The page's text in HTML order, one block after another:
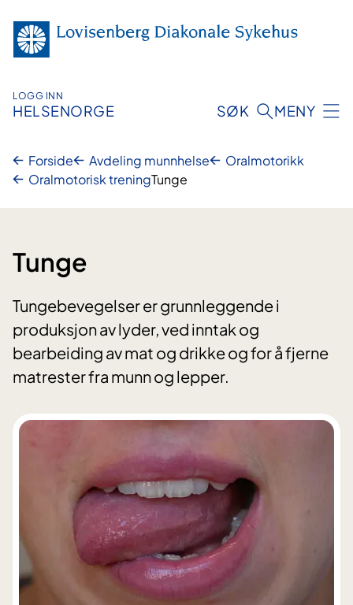
innhold
LOGG INN
HELSENORGE SØK MENY
Forside Avdeling munnhelse
Oralmotorikk
Oralmotorisk treningTunge
Tunge
Tungebevegelser er grunnleggende i
produksjon av lyder, ved inntak og
bearbeiding av mat og drikke og for å fjerne
matrester fra munn og lepper.